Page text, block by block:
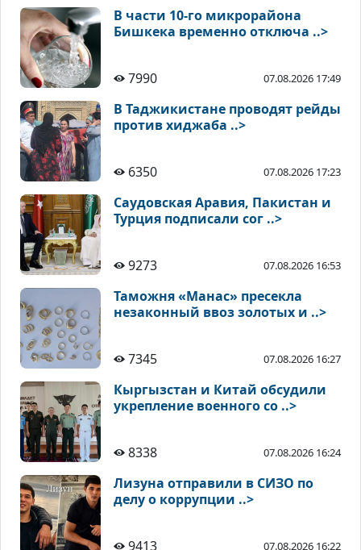
В части 10-го микрорайона
Бишкека временно отключа ..>
7990 07.08.2026 17:49
В Таджикистане проводят рейды
против хиджаба ..>
6350 07.08.2026 17:23
Саудовская Аравия, Пакистан и
Турция подписали сог ..>
9273 07.08.2026 16:53
Таможня «Манас» пресекла
незаконный ввоз золотых и ..>
7345 07.08.2026 16:27
Кыргызстан и Китай обсудили
укрепление военного со ..>
8338 07.08.2026 16:24
Лизуна отправили в СИЗО по
делу о коррупции ..>
9413 07.08.2026 16:22